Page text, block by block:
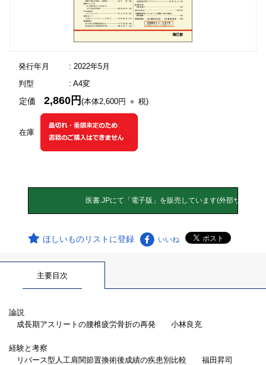
発行年月
: 2022年5月
判型
: A4変
在庫
定価2,860円(本体2,600円 ＋ 税)
ほしいものリストに登録 いいね
主要目次
論説
成長期アスリートの腰椎疲労骨折の再発 小林良充
経験と考察
リバース型人工肩関節置換術後成績の疾患別比較 福田昇司